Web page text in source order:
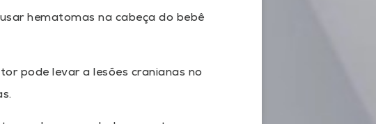
hematomas na cabeça do bebê
pode levar a lesões cranianas no